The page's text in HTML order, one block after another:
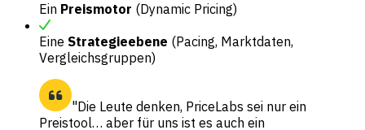
Ein Preismotor (Dynamic Pricing)
Eine Strategieebene (Pacing, Marktdaten,
Vergleichsgruppen)
"Die Leute denken, PriceLabs sei nur ein
Preistool… aber für uns ist es auch ein